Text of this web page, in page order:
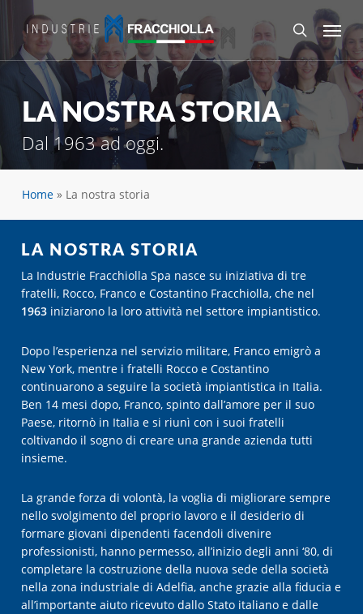
main
content
search
Menu
LA NOSTRA STORIA
Dal 1963 ad oggi.
Home» La nostra storia
LA NOSTRA STORIA
La Industrie Fracchiolla Spa nasce su iniziativa di tre
fratelli, Rocco, Franco e Costantino Fracchiolla, che nel
1963iniziarono la loro attività nel settore impiantistico.
Dopo l’esperienza nel servizio militare, Franco emigrò a
New York, mentre i fratelli Rocco e Costantino
continuarono a seguire la società impiantistica in Italia.
Ben 14 mesi dopo, Franco, spinto dall’amore per il suo
Paese, ritornò in Italia e si riunì con i suoi fratelli
coltivando il sogno di creare una grande azienda tutti
insieme.
La grande forza di volontà, la voglia di migliorare sempre
nello svolgimento del proprio lavoro e il desiderio di
formare giovani dipendenti facendoli divenire
professionisti, hanno permesso, all’inizio degli anni ‘80, di
completare la costruzione della nuova sede della società
nella zona industriale di Adelfia, anche grazie alla fiducia e
all’importante aiuto ricevuto dallo Stato italiano e dalle